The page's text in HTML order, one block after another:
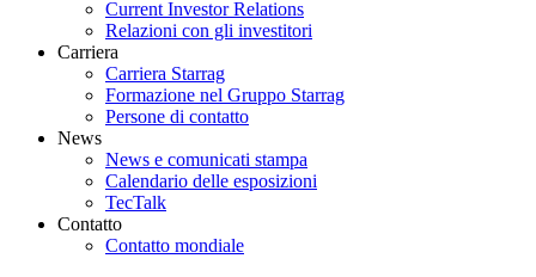
Current Investor Relations
Relazioni con gli investitori
Carriera
Carriera Starrag
Formazione nel Gruppo Starrag
Persone di contatto
News
News e comunicati stampa
Calendario delle esposizioni
TecTalk
Contatto
Contatto mondiale